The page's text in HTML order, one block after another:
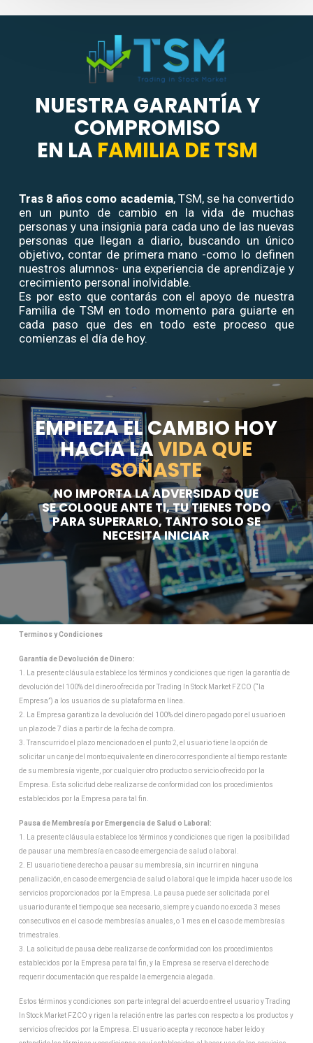
NUESTRA GARANTÍA Y
COMPROMISO
EN LA FAMILIA DE TSM
Tras 8 años como academia, TSM, se ha convertido
en un punto de cambio en la vida de muchas
personas y una insignia para cada uno de las nuevas
personas que llegan a diario, buscando un único
objetivo, contar de primera mano -como lo definen
nuestros alumnos- una experiencia de aprendizaje y
crecimiento personal inolvidable.
Es por esto que contarás con el apoyo de nuestra
Familia de TSM en todo momento para guiarte en
cada paso que des en todo este proceso que
comienzas el día de hoy.
EMPIEZA EL CAMBIO HOY
HACIA LAVIDA QUE
SOÑASTE
NO IMPORTA LA ADVERSIDAD QUE
SE COLOQUE ANTE TI, TU TIENES TODO
PARA SUPERARLO, TANTO SOLO SE
NECESITA INICIAR
Terminos y Condiciones
Garantía de Devolución de Dinero:
1. La presente cláusula establece los términos y condiciones que rigen la garantía de
devolución del 100% del dinero ofrecida por Trading In Stock Market FZCO (“la
Empresa”) a los usuarios de su plataforma en línea.
2. La Empresa garantiza la devolución del 100% del dinero pagado por el usuario en
un plazo de 7 días a partir de la fecha de compra.
3. Transcurrido el plazo mencionado en el punto 2, el usuario tiene la opción de
solicitar un canje del monto equivalente en dinero correspondiente al tiempo restante
de su membresía vigente, por cualquier otro producto o servicio ofrecido por la
Empresa. Esta solicitud debe realizarse de conformidad con los procedimientos
establecidos por la Empresa para tal fin.
Pausa de Membresía por Emergencia de Salud o Laboral:
1. La presente cláusula establece los términos y condiciones que rigen la posibilidad
de pausar una membresía en caso de emergencia de salud o laboral.
2. El usuario tiene derecho a pausar su membresía, sin incurrir en ninguna
penalización, en caso de emergencia de salud o laboral que le impida hacer uso de los
servicios proporcionados por la Empresa. La pausa puede ser solicitada por el
usuario durante el tiempo que sea necesario, siempre y cuando no exceda 3 meses
consecutivos en el caso de membresías anuales, o 1 mes en el caso de membresías
trimestrales.
3. La solicitud de pausa debe realizarse de conformidad con los procedimientos
establecidos por la Empresa para tal fin, y la Empresa se reserva el derecho de
requerir documentación que respalde la emergencia alegada.
Estos términos y condiciones son parte integral del acuerdo entre el usuario y Trading
In Stock Market FZCO y rigen la relación entre las partes con respecto a los productos y
servicios ofrecidos por la Empresa. El usuario acepta y reconoce haber leído y